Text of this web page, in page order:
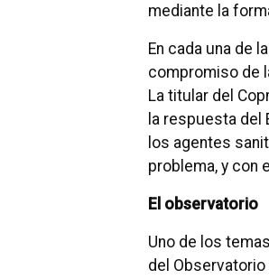
mediante la
En cada una de
compromiso de
La titular del
la respuesta
los agentes
problema, y con
El observatorio
Uno de los
del